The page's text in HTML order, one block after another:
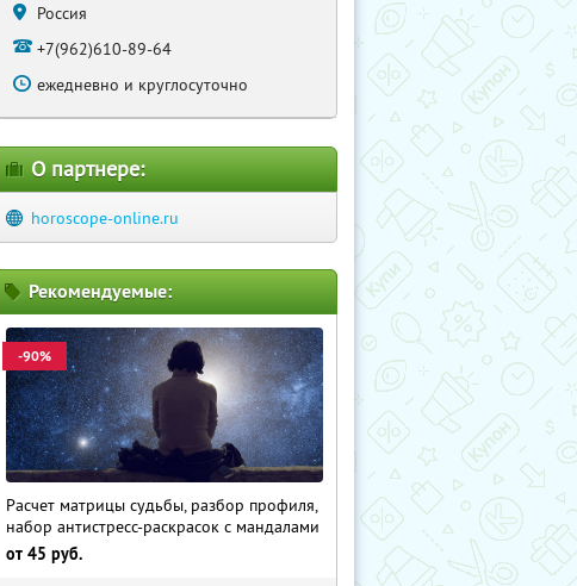
Россия
+7(962)610-89-64
ежедневно и круглосуточно
О партнере:
horoscope-online.ru
Рекомендуемые:
-90%
Расчет матрицы судьбы, разбор профиля,
набор антистресс-раскрасок с мандалами
от 45 руб.